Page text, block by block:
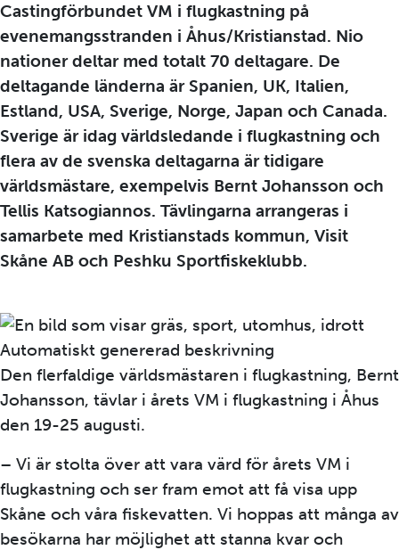
Castingförbundet VM i flugkastning på
evenemangsstranden i Åhus/Kristianstad. Nio
nationer deltar med totalt 70 deltagare. De
deltagande länderna är Spanien, UK, Italien,
Estland, USA, Sverige, Norge, Japan och Canada.
Sverige är idag världsledande i flugkastning och
flera av de svenska deltagarna är tidigare
världsmästare, exempelvis Bernt Johansson och
Tellis Katsogiannos. Tävlingarna arrangeras i
samarbete med Kristianstads kommun, Visit
Skåne AB och Peshku Sportfiskeklubb.
Den flerfaldige världsmästaren i flugkastning, Bernt
Johansson, tävlar i årets VM i flugkastning i Åhus
den 19-25 augusti.
– Vi är stolta över att vara värd för årets VM i
flugkastning och ser fram emot att få visa upp
Skåne och våra fiskevatten. Vi hoppas att många av
besökarna har möjlighet att stanna kvar och